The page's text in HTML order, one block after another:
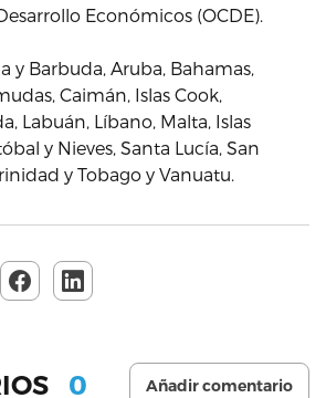
Económicos (OCDE).
y Barbuda, Aruba, Bahamas,
Caimán, Islas Cook,
Labuán, Líbano, Malta, Islas
y Nieves, Santa Lucía, San
y Tobago y Vanuatu.
0 Añadir comentario